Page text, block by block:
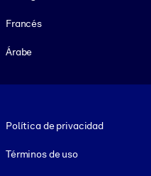
Francés
Árabe
Política de privacidad
Términos de uso